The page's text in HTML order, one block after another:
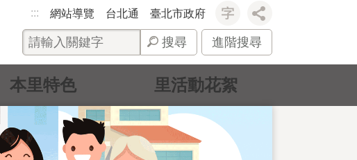
::: 網站導覽 台北通 臺北市政府
搜尋 進階搜尋
本里特色 里活動花絮